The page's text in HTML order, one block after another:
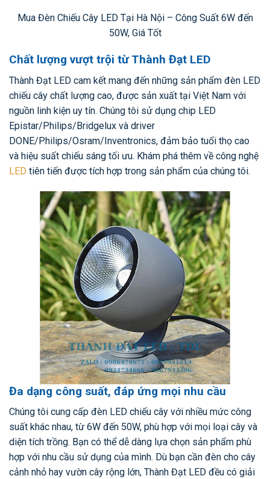
Mua Đèn Chiếu Cây LED Tại Hà Nội – Công Suất 6W đến
50W, Giá Tốt
Chất lượng vượt trội từ Thành Đạt LED
Thành Đạt LED cam kết mang đến những sản phẩm đèn LED
chiếu cây chất lượng cao, được sản xuất tại Việt Nam với
nguồn linh kiện uy tín. Chúng tôi sử dụng chip LED
Epistar/Philips/Bridgelux và driver
DONE/Philips/Osram/Inventronics, đảm bảo tuổi thọ cao
và hiệu suất chiếu sáng tối ưu. Khám phá thêm về công nghệ
LED tiên tiến được tích hợp trong sản phẩm của chúng tôi.
Đa dạng công suất, đáp ứng mọi nhu cầu
Chúng tôi cung cấp đèn LED chiếu cây với nhiều mức công
suất khác nhau, từ 6W đến 50W, phù hợp với mọi loại cây và
diện tích trồng. Bạn có thể dễ dàng lựa chọn sản phẩm phù
hợp với nhu cầu sử dụng của mình. Dù bạn cần đèn cho cây
cảnh nhỏ hay vườn cây rộng lớn, Thành Đạt LED đều có giải